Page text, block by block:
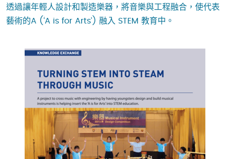
透過讓年輕人設計和製造樂器，將音樂與工程融合，使代表
藝術的A (‘A is for Arts’) 融入 STEM 教育中。